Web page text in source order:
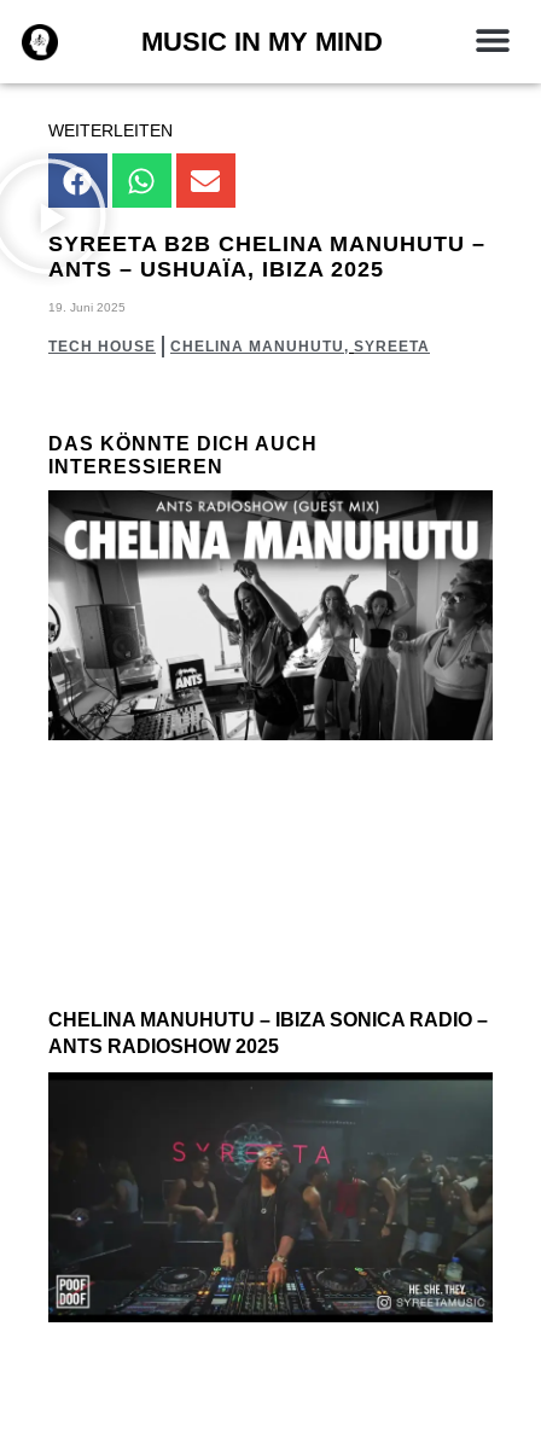
Inhalt
springen
MUSIC IN MY MIND
WEITERLEITEN
SYREETA B2B CHELINA MANUHUTU –
ANTS – USHUAÏA, IBIZA 2025
19. Juni 2025
TECH HOUSE CHELINA MANUHUTU, SYREETA
DAS KÖNNTE DICH AUCH
INTERESSIEREN
CHELINA MANUHUTU – IBIZA SONICA RADIO –
ANTS RADIOSHOW 2025